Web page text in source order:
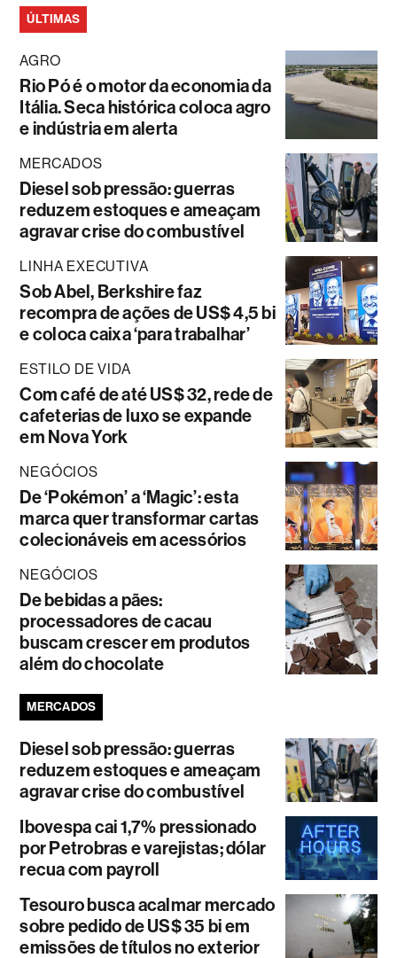
ÚLTIMAS
AGRO
Rio Pó é o motor da economia da
Itália. Seca histórica coloca agro
e indústria em alerta
MERCADOS
Diesel sob pressão: guerras
reduzem estoques e ameaçam
agravar crise do combustível
LINHA EXECUTIVA
Sob Abel, Berkshire faz
recompra de ações de US$ 4,5 bi
e coloca caixa ‘para trabalhar’
ESTILO DE VIDA
Com café de até US$ 32, rede de
cafeterias de luxo se expande
em Nova York
NEGÓCIOS
De ‘Pokémon’ a ‘Magic’: esta
marca quer transformar cartas
colecionáveis em acessórios
NEGÓCIOS
De bebidas a pães:
processadores de cacau
buscam crescer em produtos
além do chocolate
MERCADOS
Diesel sob pressão: guerras
reduzem estoques e ameaçam
agravar crise do combustível
Ibovespa cai 1,7% pressionado
por Petrobras e varejistas; dólar
recua com payroll
Tesouro busca acalmar mercado
sobre pedido de US$ 35 bi em
emissões de títulos no exterior